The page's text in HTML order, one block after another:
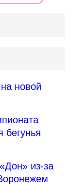
новой
бегунья
из-за